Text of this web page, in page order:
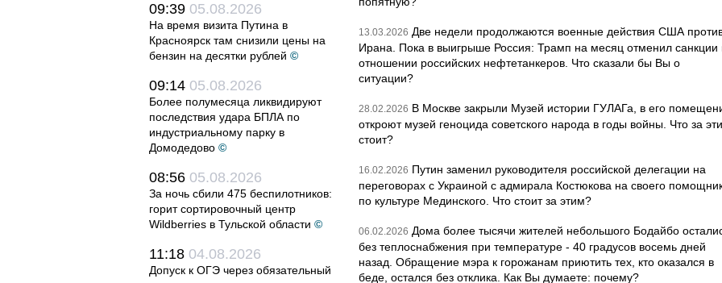
09:39 05.08.2026
На время визита Путина в
Красноярск там снизили цены на
бензин на десятки рублей ©
09:14 05.08.2026
Более полумесяца ликвидируют
последствия удара БПЛА по
индустриальному парку в
Домодедово ©
08:56 05.08.2026
За ночь сбили 475 беспилотников:
горит сортировочный центр
Wildberries в Тульской области ©
11:18 04.08.2026
Допуск к ОГЭ через обязательный
13.03.2026 Две недели продолжаются военные действия США
Ирана. Пока в выигрыше Россия: Трамп на месяц отменил санкции
отношении российских нефтетанкеров. Что сказали бы Вы о
ситуации?
28.02.2026 В Москве закрыли Музей истории ГУЛАГа, в его
откроют музей геноцида советского народа в годы войны. Что за
стоит?
16.02.2026 Путин заменил руководителя российской делегации на
переговорах с Украиной с адмирала Костюкова на своего
по культуре Мединского. Что стоит за этим?
06.02.2026 Дома более тысячи жителей небольшого Бодайбо
без теплоснабжения при температуре - 40 градусов восемь дней
назад. Обращение мэра к горожанам приютить тех, кто оказался в
беде, остался без отклика. Как Вы думаете: почему?